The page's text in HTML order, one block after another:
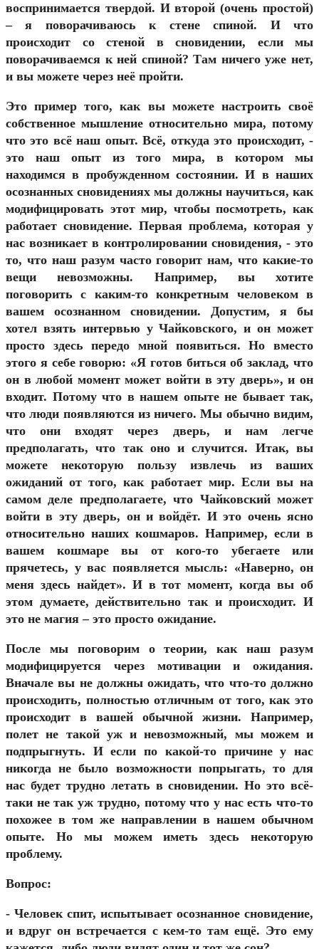
воспринимается твердой. И второй (очень простой)
– я поворачиваюсь к стене спиной. И что
происходит со стеной в сновидении, если мы
поворачиваемся к ней спиной? Там ничего уже нет,
и вы можете через неё пройти.
Это пример того, как вы можете настроить своё
собственное мышление относительно мира, потому
что это всё наш опыт. Всё, откуда это происходит, -
это наш опыт из того мира, в котором мы
находимся в пробужденном состоянии. И в наших
осознанных сновидениях мы должны научиться, как
модифицировать этот мир, чтобы посмотреть, как
работает сновидение. Первая проблема, которая у
нас возникает в контролировании сновидения, - это
то, что наш разум часто говорит нам, что какие-то
вещи невозможны. Например, вы хотите
поговорить с каким-то конкретным человеком в
вашем осознанном сновидении. Допустим, я бы
хотел взять интервью у Чайковского, и он может
просто здесь передо мной появиться. Но вместо
этого я себе говорю: «Я готов биться об заклад, что
он в любой момент может войти в эту дверь», и он
входит. Потому что в нашем опыте не бывает так,
что люди появляются из ничего. Мы обычно видим,
что они входят через дверь, и нам легче
предполагать, что так оно и случится. Итак, вы
можете некоторую пользу извлечь из ваших
ожиданий от того, как работает мир. Если вы на
самом деле предполагаете, что Чайковский может
войти в эту дверь, он и войдёт. И это очень ясно
относительно наших кошмаров. Например, если в
вашем кошмаре вы от кого-то убегаете или
прячетесь, у вас появляется мысль: «Наверно, он
меня здесь найдет». И в тот момент, когда вы об
этом думаете, действительно так и происходит. И
это не магия – это просто ожидание.
После мы поговорим о теории, как наш разум
модифицируется через мотивации и ожидания.
Вначале вы не должны ожидать, что что-то должно
происходить, полностью отличным от того, как это
происходит в вашей обычной жизни. Например,
полет не такой уж и невозможный, мы можем и
подпрыгнуть. И если по какой-то причине у нас
никогда не было возможности попрыгать, то для
нас будет трудно летать в сновидении. Но это всё-
таки не так уж трудно, потому что у нас есть что-то
похожее в том же направлении в нашем обычном
опыте. Но мы можем иметь здесь некоторую
проблему.
Вопрос:
- Человек спит, испытывает осознанное сновидение,
и вдруг он встречается с кем-то там ещё. Это ему